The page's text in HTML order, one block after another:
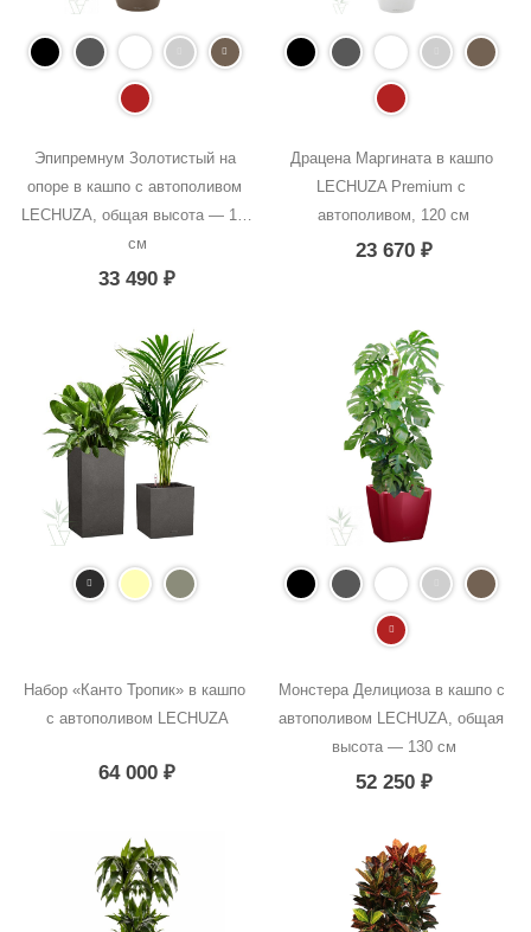
Эпипремнум Золотистый на
опоре в кашпо с автополивом
LECHUZA, общая высота — 160
см
33 490₽
Драцена Маргината в кашпо
LECHUZA Premium с
автополивом, 120 см
23 670 ₽
Набор «Канто Тропик» в кашпо
с автополивом LECHUZA
64 000₽
Монстера Делициоза в кашпо с
автополивом LECHUZA, общая
высота — 130 см
52 250 ₽